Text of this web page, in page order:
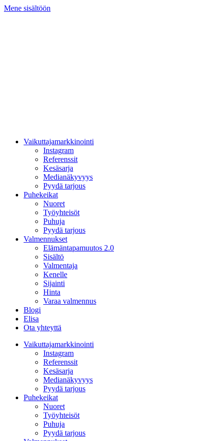
Mene sisältöön
Vaikuttajamarkkinointi
Instagram
Referenssit
Kesäsarja
Medianäkyvyys
Pyydä tarjous
Puhekeikat
Nuoret
Työyhteisöt
Puhuja
Pyydä tarjous
Valmennukset
Elämäntapamuutos 2.0
Sisältö
Valmentaja
Kenelle
Sijainti
Hinta
Varaa valmennus
Blogi
Elisa
Ota yhteyttä
Vaikuttajamarkkinointi
Instagram
Referenssit
Kesäsarja
Medianäkyvyys
Pyydä tarjous
Puhekeikat
Nuoret
Työyhteisöt
Puhuja
Pyydä tarjous